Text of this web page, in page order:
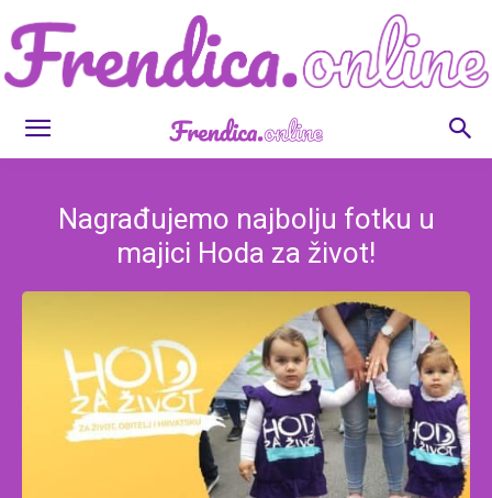
Frendica.online
Nagrađujemo najbolju fotku u
majici Hoda za život!